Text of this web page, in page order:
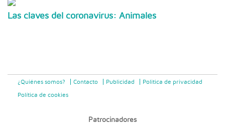
Las claves del coronavirus: Animales
¿Quiénes somos? Contacto Publicidad Politica de privacidad
Política de cookies
Patrocinadores